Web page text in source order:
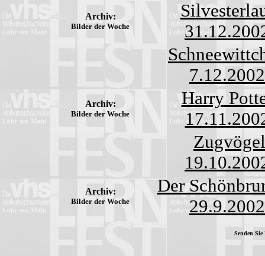
Archiv:
Bilder der Woche
7.12.2002
Archiv:
Bilder der Woche
Harry
Zugvögel
Archiv:
Bilder der Woche
Der
29.9.2002
Senden